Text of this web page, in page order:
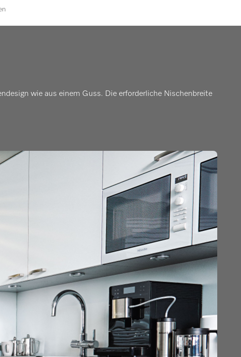
wie aus einem Guss. Die erforderliche Nischenbreite